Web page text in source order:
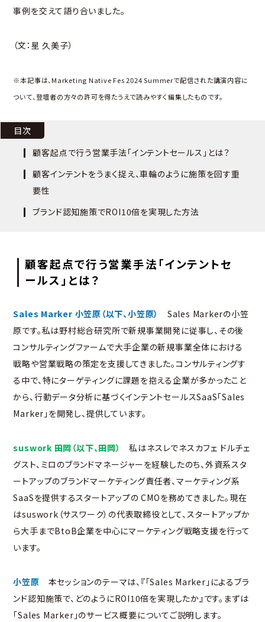
事例を交えて語り合いました。
（文：星 久美子）
※本記事は、Marketing Native Fes 2024 Summerで配信された講演内容に
ついて、登壇者の方々の許可を得たうえで読みやすく編集したものです。
目次
顧客起点で行う営業手法「インテントセールス」とは？
顧客インテントをうまく捉え、車輪のように施策を回す重
要性
ブランド認知施策でROI10倍を実現した方法
顧客起点で行う営業手法「インテントセ
ールス」とは？
Sales Marker 小笠原（以下、小笠原）
Sales Markerの小笠
原です。私は野村総合研究所で新規事業開発に従事し、その後
コンサルティングファームで大手企業の新規事業全体における
戦略や営業戦略の策定を支援してきました。コンサルティングす
る中で、特にターゲティングに課題を抱える企業が多かったこと
から、行動データ分析に基づくインテントセールスSaaS「Sales
Marker」を開発し、提供しています。
suswork 田岡（以下、田岡）
私はネスレでネスカフェ ドルチェ
グスト、ミロのブランドマネージャーを経験したのち、外資系スタ
ートアップのブランドマーケティング責任者、マーケティング系
SaaSを提供するスタートアップの CMOを務めてきました。現在
はsuswork（サスワーク）の代表取締役として、スタートアップか
ら大手までBtoB企業を中心にマーケティング戦略支援を行って
います。
小笠原 本セッションのテーマは、『「Sales Marker」によるブラ
ンド認知施策で、どのようにROI10倍を実現したか』です。まずは
「Sales Marker」のサービス概要についてご説明します。